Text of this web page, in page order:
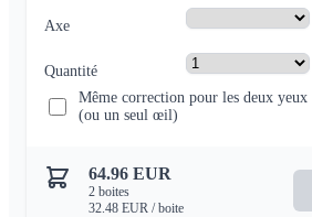
Axe
Quantité
Même correction pour les deux yeux
(ou un seul œil)
64.96 EUR
2 boites
32.48 EUR / boite